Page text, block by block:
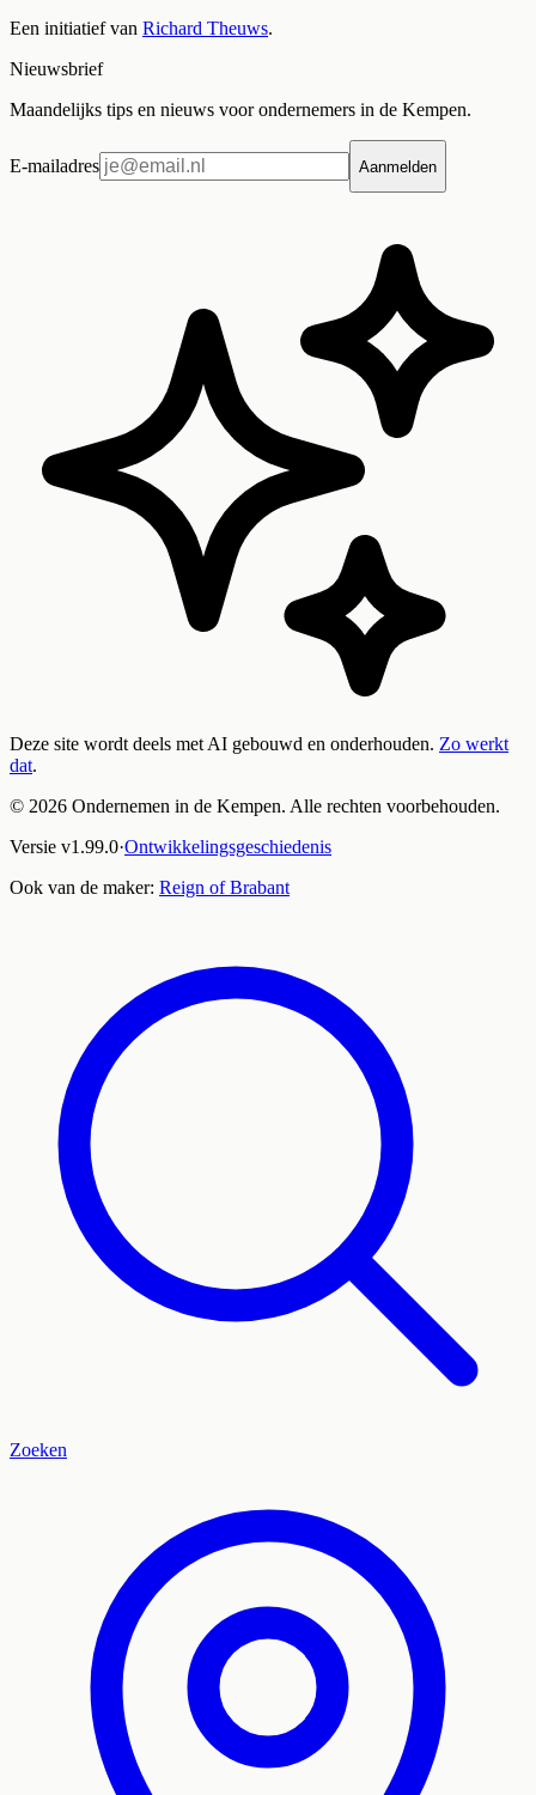
Een initiatief van Richard Theuws.
Nieuwsbrief
Maandelijks tips en nieuws voor ondernemers in de Kempen.
E-mailadres Aanmelden
Deze site wordt deels met AI gebouwd en onderhouden. Zo werkt
dat.
© 2026 Ondernemen in de Kempen. Alle rechten voorbehouden.
Versie v1.99.0·Ontwikkelingsgeschiedenis
Ook van de maker: Reign of Brabant
Zoeken